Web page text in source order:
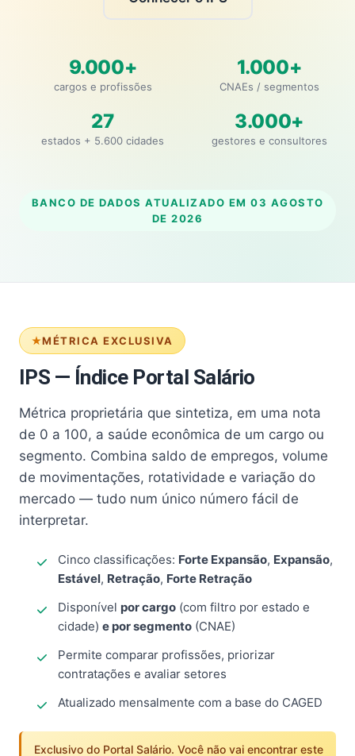
9.000+
cargos e profissões
1.000+
CNAEs / segmentos
27
estados + 5.600 cidades
3.000+
gestores e consultores
BANCO DE DADOS ATUALIZADO EM 03 AGOSTO
DE 2026
MÉTRICA EXCLUSIVA
IPS — Índice Portal Salário
Métrica proprietária que sintetiza, em uma nota
de 0 a 100, a saúde econômica de um cargo ou
segmento. Combina saldo de empregos, volume
de movimentações, rotatividade e variação do
mercado — tudo num único número fácil de
interpretar.
Cinco classificações: Forte Expansão, Expansão,
Estável, Retração, Forte Retração
Disponível por cargo (com filtro por estado e
cidade) e por segmento (CNAE)
Permite comparar profissões, priorizar
contratações e avaliar setores
Atualizado mensalmente com a base do CAGED
Exclusivo do Portal Salário. Você não vai encontrar este